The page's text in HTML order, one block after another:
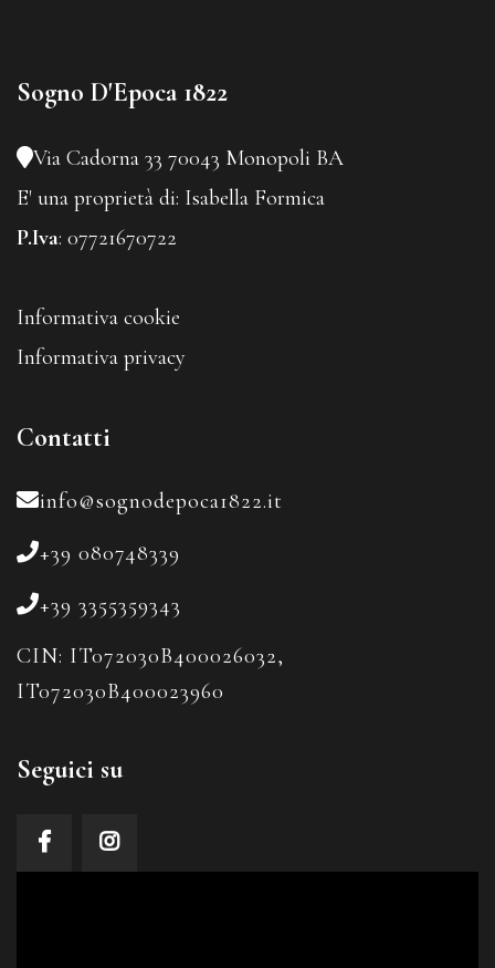
Sogno D'Epoca 1822
Via Cadorna 33 70043 Monopoli BA
E' una proprietà di: Isabella Formica
P.Iva: 07721670722
Informativa cookie
Informativa privacy
Contatti
info@sognodepoca1822.it
+39 080748339
+39 3355359343
CIN: IT072030B400026032,
IT072030B400023960
Seguici su